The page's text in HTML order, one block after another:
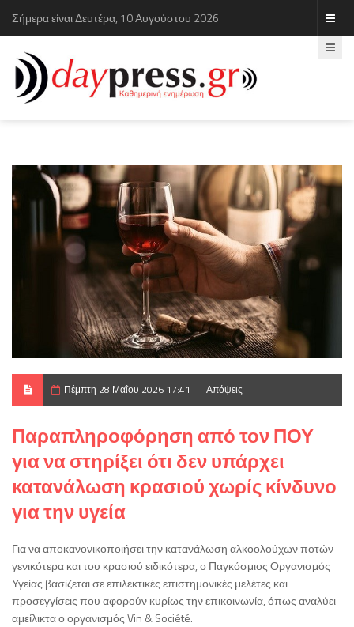
Σήμερα είναι Δευτέρα, 10 Αυγούστου 2026
Πέμπτη 28 Μαΐου 2026 17:41 Απόψεις
Παραπληροφόρηση από τον ΠΟΥ
για να στηρίξει ότι δεν υπάρχει
κατανάλωση κρασιού χωρίς κίνδυνο
για την υγεία
Για να αποκανονικοποιήσει την κατανάλωση αλκοολούχων ποτών
γενικότερα και του κρασιού ειδικότερα, ο Παγκόσμιος Οργανισμός
Υγείας βασίζεται σε επιλεκτικές επιστημονικές μελέτες και
προσεγγίσεις που αφορούν κυρίως την επικοινωνία, όπως αναλύει
αμείλικτα ο οργανισμός Vin & Société.